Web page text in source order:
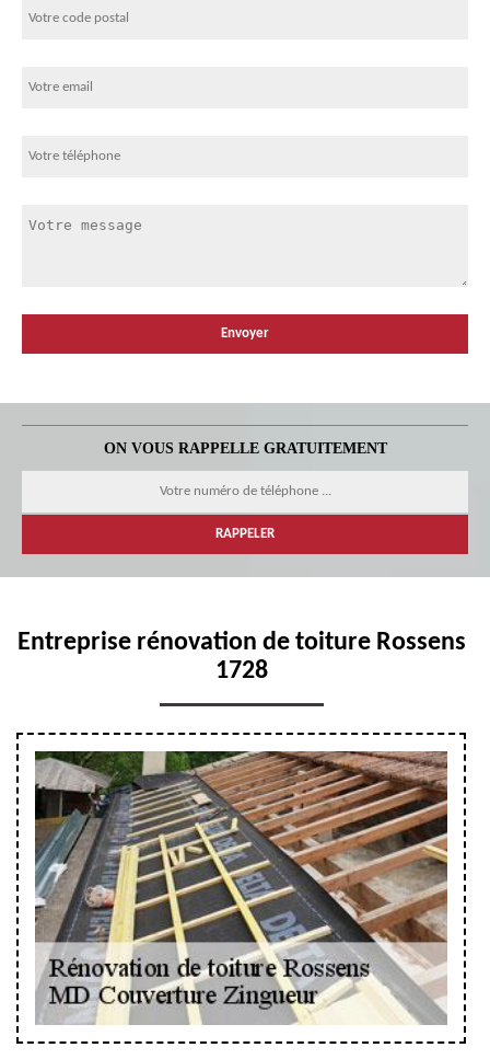
ON VOUS RAPPELLE GRATUITEMENT
Entreprise rénovation de toiture Rossens
1728